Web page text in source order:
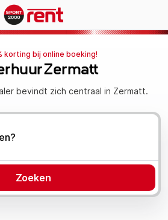
korting bij online boeking!
Zermatt
bevindt zich centraal in Zermatt.